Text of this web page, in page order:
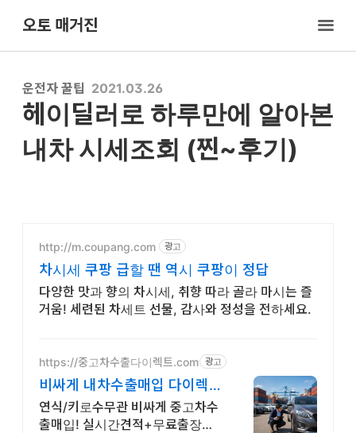
오토 매거진
헤이딜러로 하루만에 알아본
내차 시세조회 (찐~후기)
운전자 꿀팁 2021.03.26
http://m.coupang.com 광고
차시세 쿠팡 급할 땐 역시 쿠팡이 정답
다양한 맛과 향의 차시세, 취향 따라 골라 마시는 즐
거움! 세련된 차세트 선물, 감사와 정성을 전하세요.
https://중고차수출다이렉트.com 광고
비싸게 내차수출매입 다이렉
트 최고가경쟁입찰, 고객후기
인증
연식/키로수무관 비싸게 중고차수
출매입! 실시간견적+무료출장매